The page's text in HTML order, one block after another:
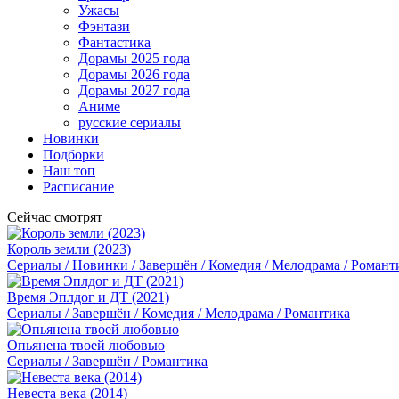
Ужасы
Фэнтази
Фантастика
Дорамы 2025 года
Дорамы 2026 года
Дорамы 2027 года
Аниме
русские сериалы
Новинки
Подборки
Наш топ
Расписание
Сейчас смотрят
Король земли (2023)
Сериалы / Новинки / Завершён / Комедия / Мелодрама /
Время Эплдог и ДТ (2021)
Сериалы / Завершён / Комедия / Мелодрама / Романтика
Опьянена твоей любовью
Сериалы / Завершён / Романтика
Невеста века (2014)